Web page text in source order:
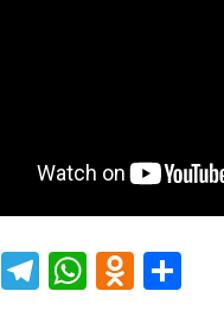
ViberTelegram